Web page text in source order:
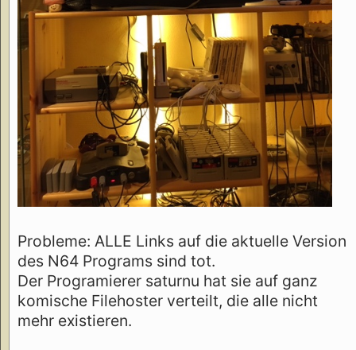
Probleme: ALLE Links auf die aktuelle Version
des N64 Programs sind tot.
Der Programierer saturnu hat sie auf ganz
komische Filehoster verteilt, die alle nicht
mehr existieren.